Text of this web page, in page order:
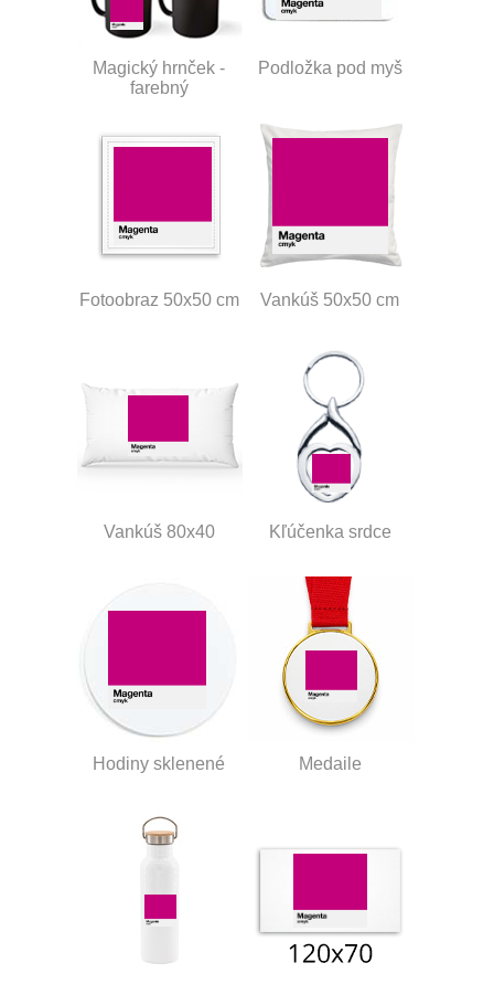
Magický hrnček -
farebný
Podložka pod myš
Fotoobraz 50x50 cm Vankúš 50x50 cm
Vankúš 80x40 Kľúčenka srdce
Hodiny sklenené Medaile